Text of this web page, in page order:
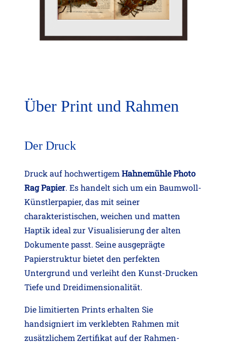
Über Print und Rahmen
Der Druck
Druck auf hochwertigem Hahnemühle Photo
Rag Papier. Es handelt sich um ein Baumwoll-
Künstlerpapier, das mit seiner
charakteristischen, weichen und matten
Haptik ideal zur Visualisierung der alten
Dokumente passt. Seine ausgeprägte
Papierstruktur bietet den perfekten
Untergrund und verleiht den Kunst-Drucken
Tiefe und Dreidimensionalität.
Die limitierten Prints erhalten Sie
handsigniert im verklebten Rahmen mit
zusätzlichem Zertifikat auf der Rahmen-